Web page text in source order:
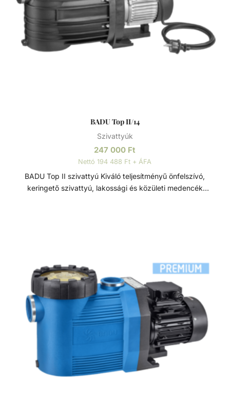
BADU Top II/14
Szivattyúk
247 000 Ft
Nettó 194 488 Ft + ÁFA
BADU Top II szivattyú Kiváló teljesítményű önfelszívó,
keringető szivattyú, lakossági és közületi medencék
előszűrővel (3l). Polikarbonát átlátszó fedéllel rendelkezik.
Sósvizes (elektrolizis) rendszerekhez telepíthető max. 5gr/l
só koncetrációig. Alkalmazási terület Úszómedence
vízkeringetés szűrőrendszeren keresztül. A szivattyú
beépíthető max. 2 m-el a vízszint felett, vagy max. 3 m-el
- Polikarbonát átlátszó fedél - Sósvizes (elektrolizis)
rendszerekhez telepíthető max. 5gr/l só koncetrációig